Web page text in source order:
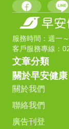
服務時間：週一
客戶服務專線：
文章分類
關於早安健康
關於我們
聯絡我們
廣告刊登